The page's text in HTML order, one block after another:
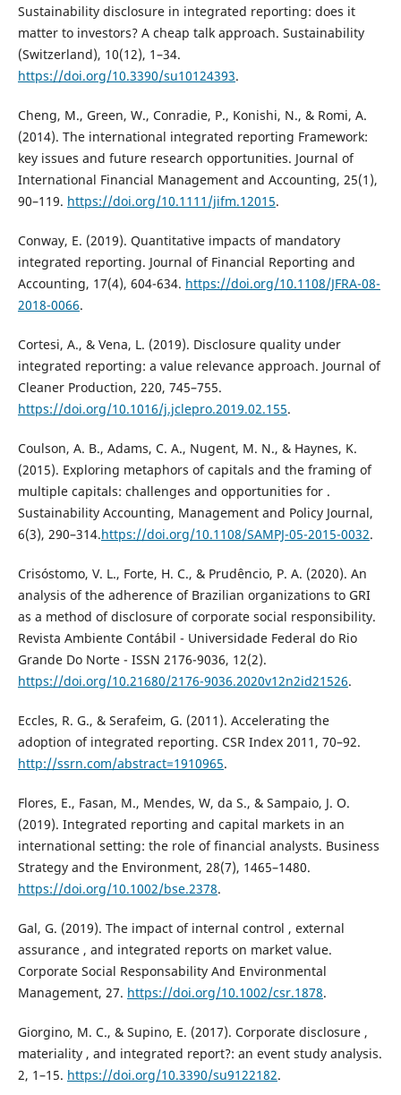
Sustainability disclosure in integrated reporting: does it
matter to investors? A cheap talk approach. Sustainability
(Switzerland), 10(12), 1–34.
https://doi.org/10.3390/su10124393.
Cheng, M., Green, W., Conradie, P., Konishi, N., & Romi, A.
(2014). The international integrated reporting Framework:
key issues and future research opportunities. Journal of
International Financial Management and Accounting, 25(1),
90–119. https://doi.org/10.1111/jifm.12015.
Conway, E. (2019). Quantitative impacts of mandatory
integrated reporting. Journal of Financial Reporting and
Accounting, 17(4), 604-634. https://doi.org/10.1108/JFRA-08-
2018-0066.
Cortesi, A., & Vena, L. (2019). Disclosure quality under
integrated reporting: a value relevance approach. Journal of
Cleaner Production, 220, 745–755.
https://doi.org/10.1016/j.jclepro.2019.02.155.
Coulson, A. B., Adams, C. A., Nugent, M. N., & Haynes, K.
(2015). Exploring metaphors of capitals and the framing of
multiple capitals: challenges and opportunities for .
Sustainability Accounting, Management and Policy Journal,
6(3), 290–314.https://doi.org/10.1108/SAMPJ-05-2015-0032.
Crisóstomo, V. L., Forte, H. C., & Prudêncio, P. A. (2020). An
analysis of the adherence of Brazilian organizations to GRI
as a method of disclosure of corporate social responsibility.
Revista Ambiente Contábil - Universidade Federal do Rio
Grande Do Norte - ISSN 2176-9036, 12(2).
https://doi.org/10.21680/2176-9036.2020v12n2id21526.
Eccles, R. G., & Serafeim, G. (2011). Accelerating the
adoption of integrated reporting. CSR Index 2011, 70–92.
http://ssrn.com/abstract=1910965.
Flores, E., Fasan, M., Mendes, W, da S., & Sampaio, J. O.
(2019). Integrated reporting and capital markets in an
international setting: the role of financial analysts. Business
Strategy and the Environment, 28(7), 1465–1480.
https://doi.org/10.1002/bse.2378.
Gal, G. (2019). The impact of internal control , external
assurance , and integrated reports on market value.
Corporate Social Responsability And Environmental
Management, 27. https://doi.org/10.1002/csr.1878.
Giorgino, M. C., & Supino, E. (2017). Corporate disclosure ,
materiality , and integrated report?: an event study analysis.
2, 1–15. https://doi.org/10.3390/su9122182.